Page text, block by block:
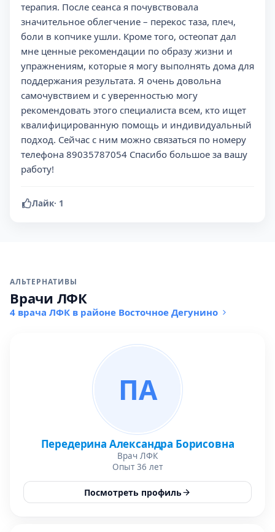
терапия. После сеанса я почувствовала
значительное облегчение – перекос таза, плеч,
боли в копчике ушли. Кроме того, остеопат дал
мне ценные рекомендации по образу жизни и
упражнениям, которые я могу выполнять дома для
поддержания результата. Я очень довольна
самочувствием и с уверенностью могу
рекомендовать этого специалиста всем, кто ищет
квалифицированную помощь и индивидуальный
подход. Сейчас с ним можно связаться по номеру
телефона 89035787054 Спасибо большое за вашу
работу!
Лайк· 1
АЛЬТЕРНАТИВЫ
Врачи ЛФК
4 врача ЛФК в районе Восточное Дегунино
ПА
Передерина Александра Борисовна
Врач ЛФК
Опыт 36 лет
Посмотреть профиль